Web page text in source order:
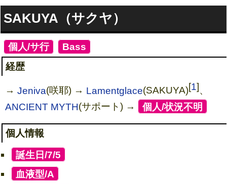
SAKUYA（サクヤ）
個人/サ行] Bass
経歴
→Jeniva(咲耶) → Lamentglace(SAKUYA)[1]、
ANCIENT MYTH(サポート) → [個人/状況不明
個人情報
誕生日/7/5
血液型/A